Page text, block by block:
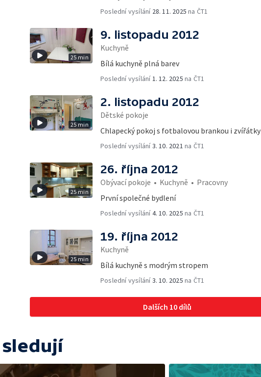
Poslední vysílání 28. 11. 2025 na ČT1
25 min
9. listopadu 2012
Kuchyně
Bílá kuchyně plná barev
Poslední vysílání 1. 12. 2025 na ČT1
25 min
2. listopadu 2012
Dětské pokoje
Chlapecký pokoj s fotbalovou brankou i zvířátky
Poslední vysílání3. 10. 2021 na ČT1
25 min
26. října 2012
Obývací pokoje • Kuchyně • Pracovny
První společné bydlení
Poslední vysílání4. 10. 2025 na ČT1
25 min
19. října 2012
Kuchyně
Bílá kuchyně s modrým stropem
Poslední vysílání3. 10. 2025 na ČT1
Dalších 10 dílů
sledují